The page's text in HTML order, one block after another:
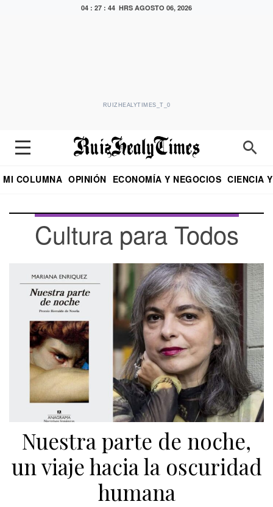
04 : 27 : 46 HRS AGOSTO 06, 2026
RUIZHEALYTIMES_T_0
MI COLUMNA OPINIÓN ECONOMÍA Y NEGOCIOS CIENCIA
Cultura para Todos
Nuestra parte de noche,
un viaje hacia la oscuridad
humana